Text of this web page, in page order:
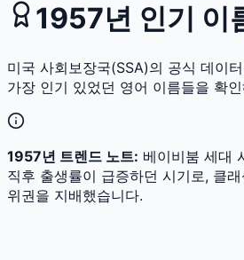
1957년 인기 이
미국 사회보장국(SSA)의 공식 데이
가장 인기 있었던 영어 이름들을 확
1957년 트렌드 노트: 베이비붐 세대
직후 출생률이 급증하던 시기로, 클
위권을 지배했습니다.